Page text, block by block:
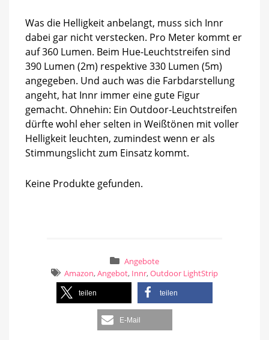
Was die Helligkeit anbelangt, muss sich Innr
dabei gar nicht verstecken. Pro Meter kommt er
auf 360 Lumen. Beim Hue-Leuchtstreifen sind
390 Lumen (2m) respektive 330 Lumen (5m)
angegeben. Und auch was die Farbdarstellung
angeht, hat Innr immer eine gute Figur
gemacht. Ohnehin: Ein Outdoor-Leuchtstreifen
dürfte wohl eher selten in Weißtönen mit voller
Helligkeit leuchten, zumindest wenn er als
Stimmungslicht zum Einsatz kommt.
Keine Produkte gefunden.
Angebote
Amazon,Angebot, Innr,Outdoor LightStrip
teilen teilen
E-Mail